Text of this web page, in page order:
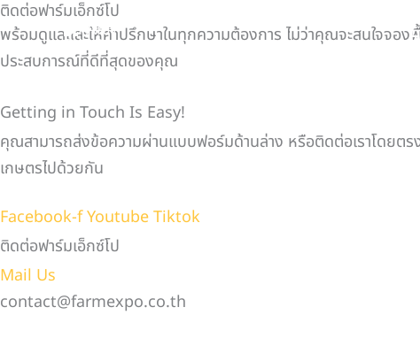
Skip
to
content
ติดต่อฟาร์มเอ็กซ์โป
พร้อมดูแลและให้คำปรึกษาในทุกความต้องการ ไม่ว่าคุณจะสนใจจอ
ประสบการณ์ที่ดีที่สุดของคุณ
Getting in Touch Is Easy!
คุณสามารถส่งข้อความผ่านแบบฟอร์มด้านล่าง หรือติดต่อเราโดยตร
เกษตรไปด้วยกัน
Facebook-fYoutubeTiktok
ติดต่อฟาร์มเอ็กซ์โป
Mail Us
contact@farmexpo.co.th